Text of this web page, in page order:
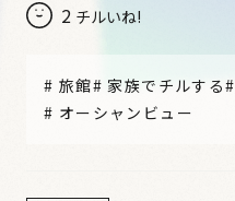
2 チルいね!
# 旅館# 家族でチルする#
# オーシャンビュー